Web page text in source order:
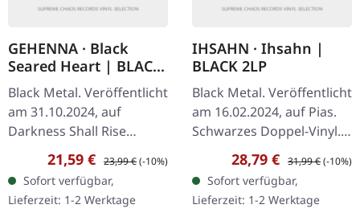
GEHENNA · Black
Seared Heart | BLACK
LP
Black Metal. Veröffentlicht
am 31.10.2024, auf
Darkness Shall Rise
Productions. Schwarzes
Vinyl. Gehennas 'Black
Seared Heart' ist ein
Zeugnis der…
Verkaufspreis:
21,59 € Regulärer Preis:
23,99 €(-10%)
Sofort verfügbar,
Lieferzeit: 1-2 Werktage
IHSAHN · Ihsahn |
BLACK 2LP
Black Metal. Veröffentlicht
am 16.02.2024, auf Pias.
Schwarzes Doppel-Vinyl.
Das selbstbetitelte Album
'Ihsahn' ist eine
tiefgründige Erkundung
der…
Verkaufspreis:
28,79 € Regulärer Preis:
31,99 €(-10%)
Sofort verfügbar,
Lieferzeit: 1-2 Werktage